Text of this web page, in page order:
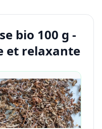
bio 100 g -
et relaxante